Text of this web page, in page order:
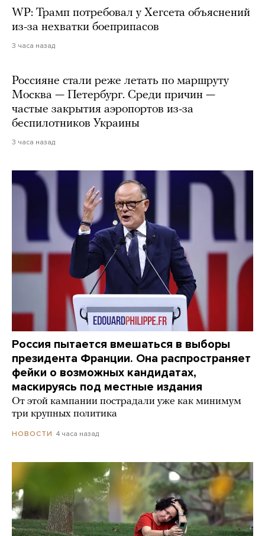
WP: Трамп потребовал у Хегсета объяснений
из-за нехватки боеприпасов
3 часа назад
Россияне стали реже летать по маршруту
Москва — Петербург. Среди причин —
частые закрытия аэропортов из-за
беспилотников Украины
3 часа назад
Россия пытается вмешаться в выборы
президента Франции. Она распространяет
фейки о возможных кандидатах,
маскируясь под местные издания
От этой кампании пострадали уже как минимум
три крупных политика
НОВОСТИ 4 часа назад